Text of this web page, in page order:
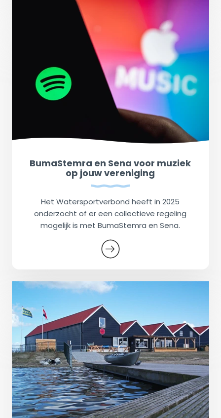
BumaStemra en Sena voor muziek
op jouw vereniging
Het Watersportverbond heeft in 2025
onderzocht of er een collectieve regeling
mogelijk is met BumaStemra en Sena.